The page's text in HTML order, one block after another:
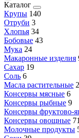
Каталог
Крупы 140
Отруби 3
Хлопья 34
Бобовые 43
Мука 24
Макаронные изделия
Сахар 19
Соль 6
Масла растительные
Консервы мясные 6
Консервы рыбные 9
Консервы фруктово-
Консервы овощные 71
Молочные продукты